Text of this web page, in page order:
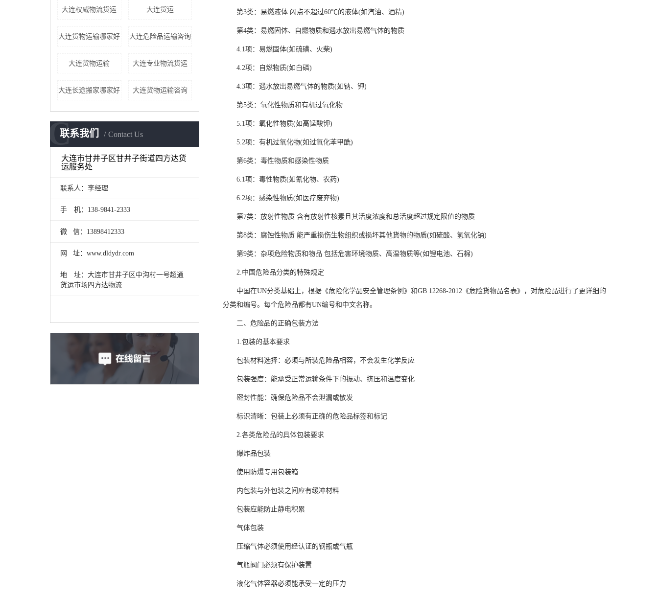
大连权威物流货运 大连货运
大连货物运输哪家好 大连危险品运输咨询
大连货物运输 大连专业物流货运
大连长途搬家哪家好 大连货物运输咨询
联系我们 Contact Us
C
大连市甘井子区甘井子街道四方达货
运服务处
联系人：李经理
手 机：138-9841-2333
微 信：13898412333
网 址：www.dldydr.com
地 址：大连市甘井子区中沟村一号超通
货运市场四方达物流
第3类：易燃液体 闪点不超过60℃的液体(如汽油、酒精)
第4类：易燃固体、自燃物质和遇水放出易燃气体的物质
4.1项：易燃固体(如硫磺、火柴)
4.2项：自燃物质(如白磷)
4.3项：遇水放出易燃气体的物质(如钠、钾)
第5类：氧化性物质和有机过氧化物
5.1项：氧化性物质(如高锰酸钾)
5.2项：有机过氧化物(如过氧化苯甲酰)
第6类：毒性物质和感染性物质
6.1项：毒性物质(如氰化物、农药)
6.2项：感染性物质(如医疗废弃物)
第7类：放射性物质 含有放射性核素且其活度浓度和总活度超过规定限值的物质
第8类：腐蚀性物质 能严重损伤生物组织或损坏其他货物的物质(如硫酸、氢氧化钠)
第9类：杂项危险物质和物品 包括危害环境物质、高温物质等(如锂电池、石棉)
2.中国危险品分类的特殊规定
中国在UN分类基础上，根据《危险化学品安全管理条例》和GB 12268-2012《危险货物品名表》，对危险品进行了更详细的
分类和编号。每个危险品都有UN编号和中文名称。
二、危险品的正确包装方法
1.包装的基本要求
包装材料选择：必须与所装危险品相容，不会发生化学反应
包装强度：能承受正常运输条件下的振动、挤压和温度变化
密封性能：确保危险品不会泄漏或散发
标识清晰：包装上必须有正确的危险品标签和标记
2.各类危险品的具体包装要求
爆炸品包装
使用防爆专用包装箱
内包装与外包装之间应有缓冲材料
包装应能防止静电积累
气体包装
压缩气体必须使用经认证的钢瓶或气瓶
气瓶阀门必须有保护装置
液化气体容器必须能承受一定的压力